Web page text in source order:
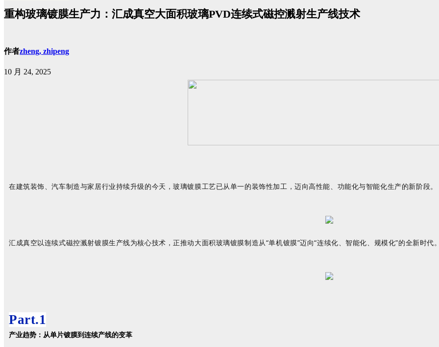
重构玻璃镀膜生产力：汇成真空大面积玻璃PVD连续式磁控溅射生产线技术
作者zheng, zhipeng
10 月 24, 2025
在建筑装饰、汽车制造与家居行业持续升级的今天，玻璃镀膜工艺已从单一的装饰性加工，迈向高性能、功能化与智能化生产的新阶段。
汇成真空以连续式磁控溅射镀膜生产线为核心技术，正推动大面积玻璃镀膜制造从“单机镀膜”迈向“连续化、智能化、规模化”的全新时代
Part.1
产业趋势：从单片镀膜到连续产线的变革